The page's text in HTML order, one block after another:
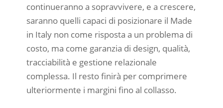
continueranno a sopravvivere, e a crescere,
saranno quelli capaci di posizionare il Made
in Italy non come risposta a un problema di
costo, ma come garanzia di design, qualità,
tracciabilità e gestione relazionale
complessa. Il resto finirà per comprimere
ulteriormente i margini fino al collasso.